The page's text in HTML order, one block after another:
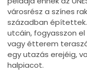
városrész a színes
században
utcáin, fogyasszon
vagy étterem
egy utazás erejéig,
halpiacot.